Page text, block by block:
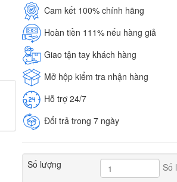
Cam kết 100% chính hãng
Hoàn tiền 111% nếu hàng giả
Giao tận tay khách hàng
Mở hộp kiểm tra nhận hàng
Hỗ trợ 24/7
Đổi trả trong 7 ngày
Số lượng Số